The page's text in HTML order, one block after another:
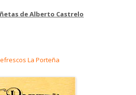
de Alberto Castrelo
La Porteña